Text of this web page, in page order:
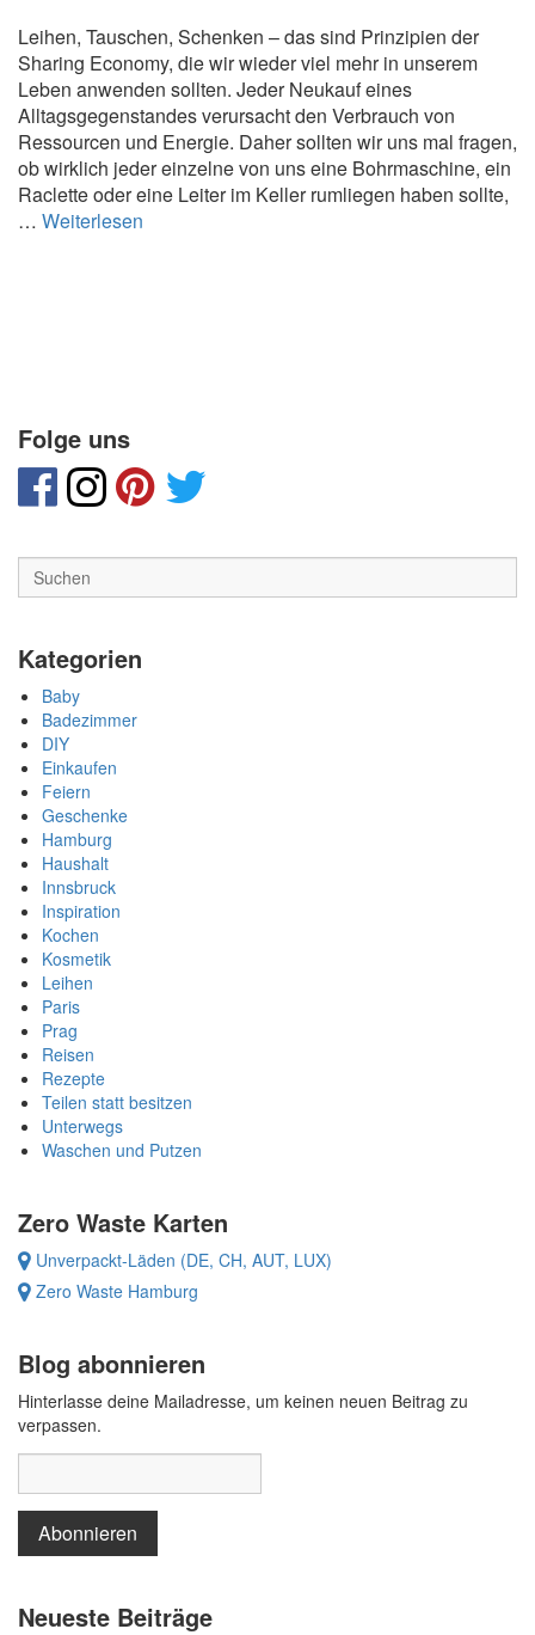
Leihen, Tauschen, Schenken – das sind Prinzipien der
Sharing Economy, die wir wieder viel mehr in unserem
Leben anwenden sollten. Jeder Neukauf eines
Alltagsgegenstandes verursacht den Verbrauch von
Ressourcen und Energie. Daher sollten wir uns mal fragen,
ob wirklich jeder einzelne von uns eine Bohrmaschine, ein
Raclette oder eine Leiter im Keller rumliegen haben sollte,
… Weiterlesen
c
h
n,
Folge uns
Kategorien
Baby
Badezimmer
DIY
Einkaufen
Feiern
Geschenke
Hamburg
Haushalt
Innsbruck
Inspiration
Kochen
Kosmetik
Leihen
Paris
Prag
Reisen
Rezepte
Teilen statt besitzen
Unterwegs
Waschen und Putzen
Zero Waste Karten
Unverpackt-Läden (DE, CH, AUT, LUX)
Zero Waste Hamburg
Blog abonnieren
Hinterlasse deine Mailadresse, um keinen neuen Beitrag zu
verpassen.
Neueste Beiträge